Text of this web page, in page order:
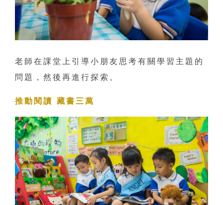
老師在課堂上引導小朋友思考有關學習主題的
問題，然後再進行探索。
推動閱讀 藏書三萬